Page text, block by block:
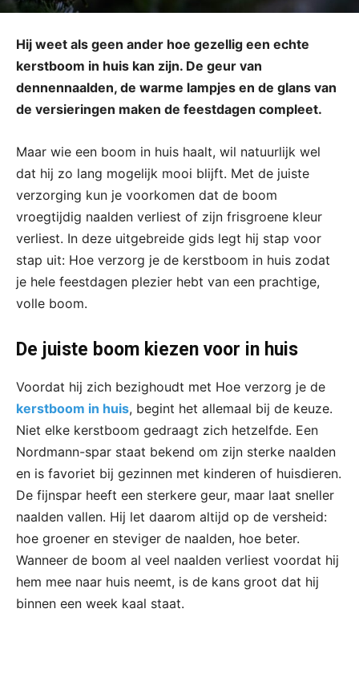
Hij weet als geen ander hoe gezellig een echte
kerstboom in huis kan zijn. De geur van
dennennaalden, de warme lampjes en de glans van
de versieringen maken de feestdagen compleet.
Maar wie een boom in huis haalt, wil natuurlijk wel
dat hij zo lang mogelijk mooi blijft. Met de juiste
verzorging kun je voorkomen dat de boom
vroegtijdig naalden verliest of zijn frisgroene kleur
verliest. In deze uitgebreide gids legt hij stap voor
stap uit: Hoe verzorg je de kerstboom in huis zodat
je hele feestdagen plezier hebt van een prachtige,
volle boom.
De juiste boom kiezen voor in huis
Voordat hij zich bezighoudt met Hoe verzorg je de
kerstboom in huis, begint het allemaal bij de keuze.
Niet elke kerstboom gedraagt zich hetzelfde. Een
Nordmann-spar staat bekend om zijn sterke naalden
en is favoriet bij gezinnen met kinderen of huisdieren.
De fijnspar heeft een sterkere geur, maar laat sneller
naalden vallen. Hij let daarom altijd op de versheid:
hoe groener en steviger de naalden, hoe beter.
Wanneer de boom al veel naalden verliest voordat hij
hem mee naar huis neemt, is de kans groot dat hij
binnen een week kaal staat.